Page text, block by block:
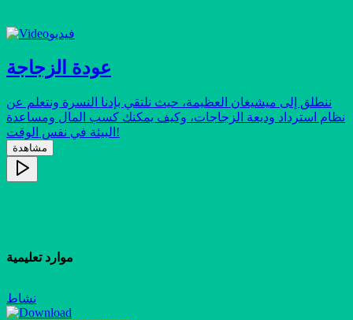
فيديو
عودة الزجاجة
ننطلق إلى ميشيغان العظيمة، حيث نلتقي بإدنا النسرة ونتعلم عن
نظام استرداد وديعة الزجاجات، وكيف يمكنك كسب المال ومساعدة
البيئة في نفس الوقت!
مشاهدة
موارد تعليمية
نشاط